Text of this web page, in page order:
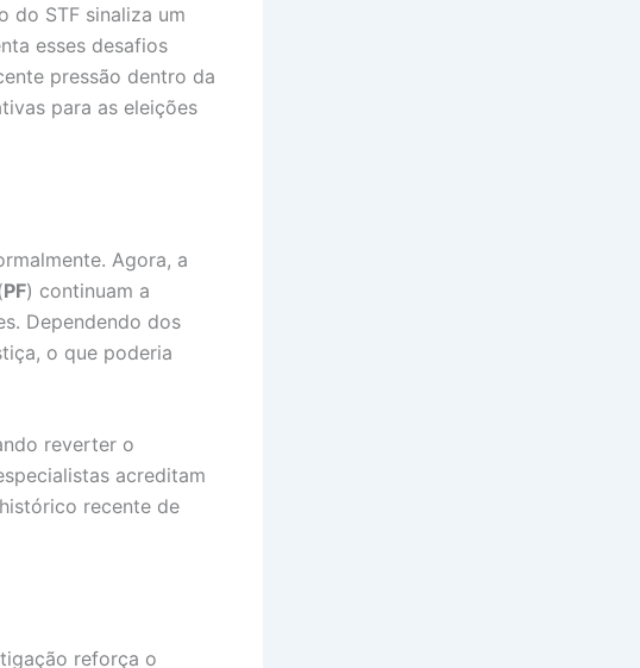
do STF sinaliza um
esses desafios
pressão dentro da
para as eleições
Agora, a
PF) continuam a
Dependendo dos
o que poderia
reverter o
acreditam
recente de
reforça o